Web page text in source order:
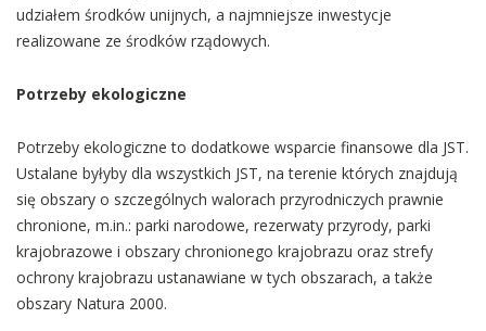
udziałem środków unijnych, a najmniejsze inwestycje
realizowane ze środków rządowych.
Potrzeby ekologiczne
Potrzeby ekologiczne to dodatkowe wsparcie finansowe dla JST.
Ustalane byłyby dla wszystkich JST, na terenie których znajdują
się obszary o szczególnych walorach przyrodniczych prawnie
chronione, m.in.: parki narodowe, rezerwaty przyrody, parki
krajobrazowe i obszary chronionego krajobrazu oraz strefy
ochrony krajobrazu ustanawiane w tych obszarach, a także
obszary Natura 2000.